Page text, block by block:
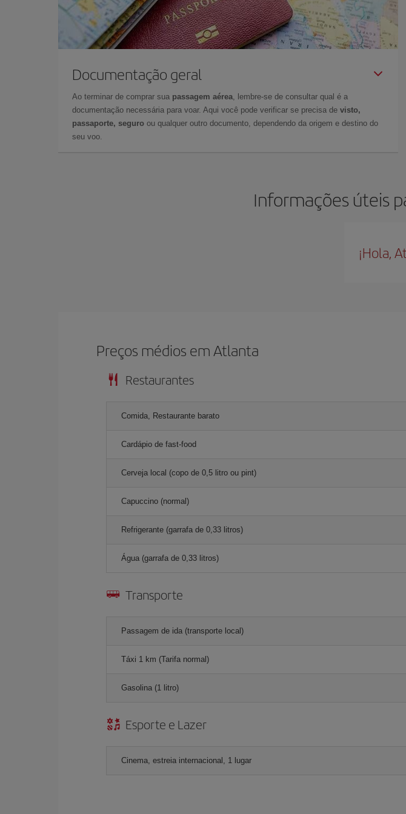
Documentação geral
Ao terminar de comprar sua passagem aérea, lembre-se de consultar qual é a
documentação necessária para voar. Aqui você pode verificar se precisa de visto,
passaporte, seguro ou qualquer outro documento, dependendo da origem e destino do
seu voo.
Informações úteis
¡Hola,
Preços médios em Atlanta
Restaurantes
Comida, Restaurante barato
Cardápio de fast-food
Cerveja local (copo de 0,5 litro ou pint)
Capuccino (normal)
Refrigerante (garrafa de 0,33 litros)
Água (garrafa de 0,33 litros)
Transporte
Passagem de ida (transporte local)
Táxi 1 km (Tarifa normal)
Gasolina (1 litro)
Esporte e Lazer
Cinema, estreia internacional, 1 lugar